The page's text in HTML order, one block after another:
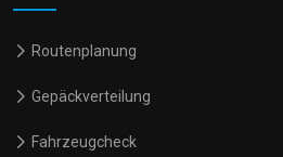
Routenplanung
Gepäckverteilung
Fahrzeugcheck